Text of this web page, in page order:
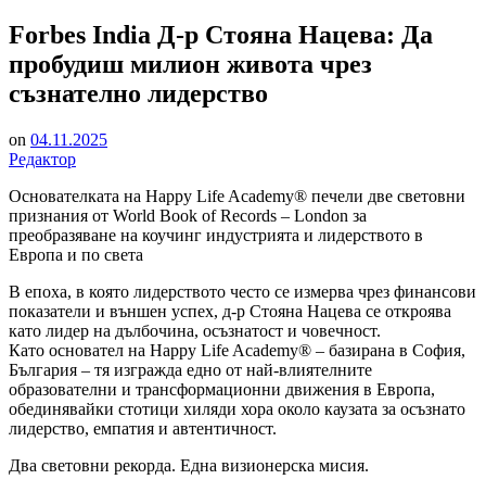
Forbes India Д-р Стояна Нацева: Да
пробудиш милион живота чрез
съзнателно лидерство
on 04.11.2025
Редактор
Основателката на Happy Life Academy® печели две световни
признания от World Book of Records – London за
преобразяване на коучинг индустрията и лидерството в
Европа и по света
В епоха, в която лидерството често се измерва чрез финансови
показатели и външен успех, д-р Стояна Нацева се откроява
като лидер на дълбочина, осъзнатост и човечност.
Като основател на Happy Life Academy® – базирана в София,
България – тя изгражда едно от най-влиятелните
образователни и трансформационни движения в Европа,
обединявайки стотици хиляди хора около каузата за осъзнато
лидерство, емпатия и автентичност.
Два световни рекорда. Една визионерска мисия.